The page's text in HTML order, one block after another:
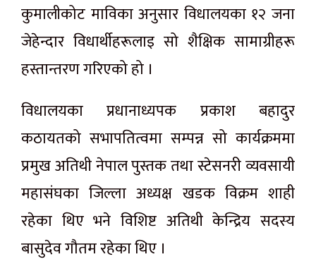
कुमालीकोट माविका अनुसार विधालयका १२ जना
जेहेन्दार विधार्थीहरूलाइ सो शैक्षिक सामाग्रीहरू
हस्तान्तरण गरिएको हो ।
विधालयका प्रधानाध्यपक प्रकाश बहादुर
कठायतको सभापतित्वमा सम्पन्न सो कार्यक्रममा
प्रमुख अतिथी नेपाल पुस्तक तथा स्टेसनरी व्यवसायी
महासंघका जिल्ला अध्यक्ष खडक विक्रम शाही
रहेका थिए भने विशिष्ट अतिथी केन्द्रिय सदस्य
बासुदेव गौतम रहेका थिए ।